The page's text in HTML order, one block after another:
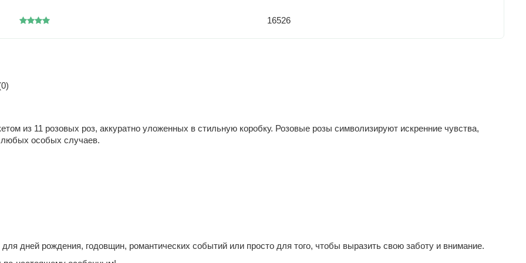
16526
из 11 розовых роз, аккуратно уложенных в стильную коробку. Розовые розы символизируют искренние чувства,
любых особых случаев.
дней рождения, годовщин, романтических событий или просто для того, чтобы выразить свою заботу и внимание.